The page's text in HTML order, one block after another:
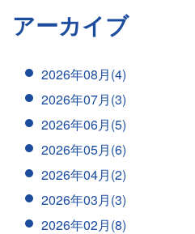
アーカイブ
2026年08月(4)
2026年07月(3)
2026年06月(5)
2026年05月(6)
2026年04月(2)
2026年03月(3)
2026年02月(8)